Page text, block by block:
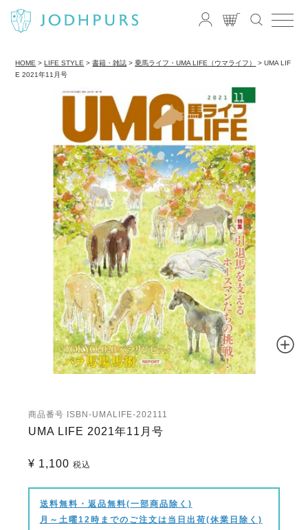
HOME LIFE STYLE 書籍・雑誌 乗馬ライフ・UMA LIFE（ウマライフ）
UMA LIF
E 2021年11月号
商品番号 ISBN-UMALIFE-202111
UMA LIFE 2021年11月号
¥ 1,100 税込
送料無料・返品無料(一部商品除く)
月～土曜12時までのご注文は当日出荷(休業日除く)